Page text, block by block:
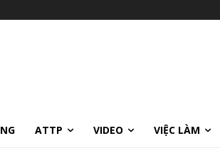
ATTP VIDEO VIỆC LÀM